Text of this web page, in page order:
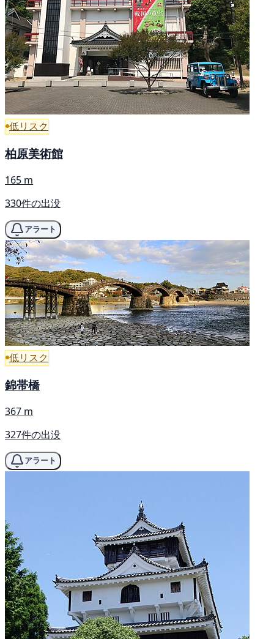
低リスク
柏原美術館
165 m
330件の出没
アラート
低リスク
錦帯橋
367 m
327件の出没
アラート